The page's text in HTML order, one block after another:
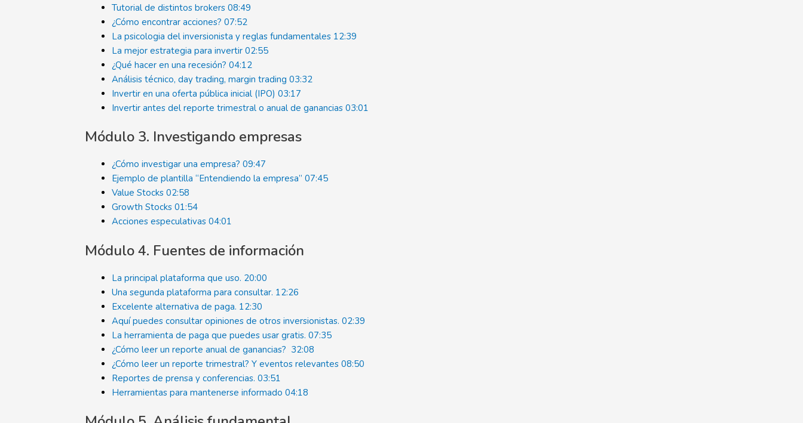
Tutorial de distintos brokers 08:49
¿Cómo encontrar acciones? 07:52
La psicologia del inversionista y reglas fundamentales 12:39
La mejor estrategia para invertir 02:55
¿Qué hacer en una recesión? 04:12
Análisis técnico, day trading, margin trading 03:32
Invertir en una oferta pública inicial (IPO) 03:17
Invertir antes del reporte trimestral o anual de ganancias 03:01
Módulo 3. Investigando empresas
¿Cómo investigar una empresa? 09:47
Ejemplo de plantilla “Entendiendo la empresa” 07:45
Value Stocks 02:58
Growth Stocks 01:54
Acciones especulativas 04:01
Módulo 4. Fuentes de información
La principal plataforma que uso. 20:00
Una segunda plataforma para consultar. 12:26
Excelente alternativa de paga. 12:30
Aquí puedes consultar opiniones de otros inversionistas. 02:39
La herramienta de paga que puedes usar gratis. 07:35
¿Cómo leer un reporte anual de ganancias? 32:08
¿Cómo leer un reporte trimestral? Y eventos relevantes 08:50
Reportes de prensa y conferencias. 03:51
Herramientas para mantenerse informado 04:18